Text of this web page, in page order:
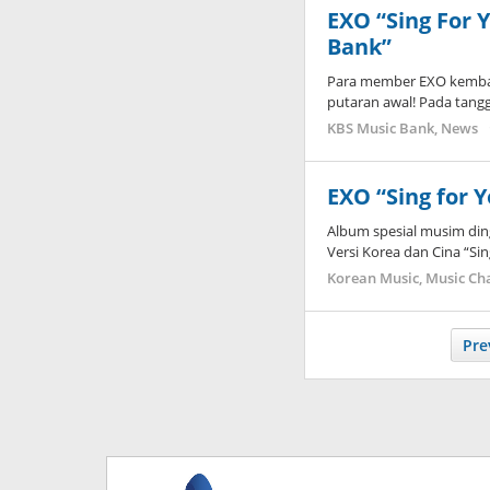
EXO “Sing
Bank”
Para member EXO
putaran awal! Pada
KBS Music Bank, News
EXO “Sing for
Album spesial musim
Versi Korea dan Cina
Korean Music, Music